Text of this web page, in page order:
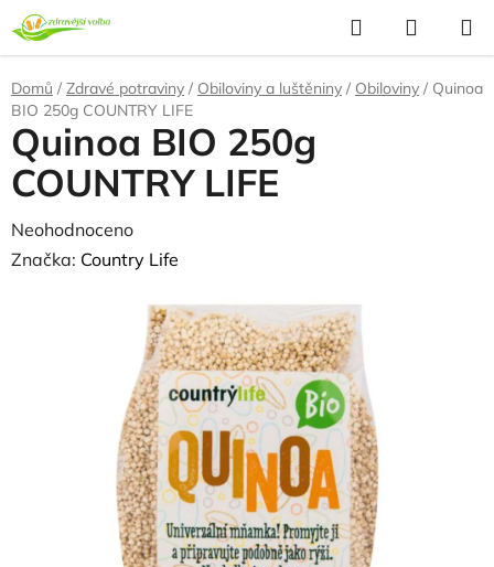
Přejít
na
obsah
Hledat
KOŠÍK
Domů / Zdravé potraviny / Obiloviny a luštěniny / Obiloviny / Quinoa
BIO 250g COUNTRY LIFE
Quinoa BIO 250g
COUNTRY LIFE
Průměrné
hodnocení
Neohodnoceno
Značka: Country Life